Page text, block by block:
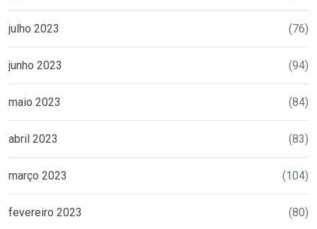
julho 2023 (76)
junho 2023 (94)
maio 2023 (84)
abril 2023 (83)
março 2023 (104)
fevereiro 2023 (80)